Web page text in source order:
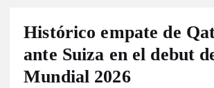
Histórico empate de
ante Suiza en el debut
Mundial 2026